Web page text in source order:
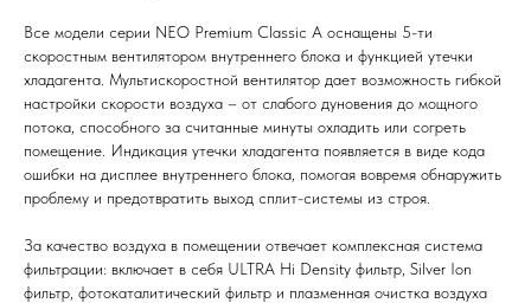
Все модели серии NEO Premium Classic A оснащены 5-ти
скоростным вентилятором внутреннего блока и функцией утечки
хладагента. Мультискоростной вентилятор дает возможность гибкой
настройки скорости воздуха – от слабого дуновения до мощного
потока, способного за считанные минуты охладить или согреть
помещение. Индикация утечки хладагента появляется в виде кода
ошибки на дисплее внутреннего блока, помогая вовремя обнаружить
проблему и предотвратить выход сплит-системы из строя.
За качество воздуха в помещении отвечает комплексная система
фильтрации: включает в себя ULTRA Hi Density фильтр, Silver Ion
фильтр, фотокаталитический фильтр и плазменная очистка воздуха
Я согласен (на) с политикой обработки персональных данных
затрудняетесь в выборе?
Оставьте заявку, и мы подберем
вам нужный товар